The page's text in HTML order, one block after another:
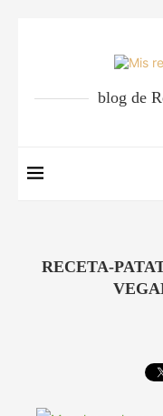
blog de
RECETA-